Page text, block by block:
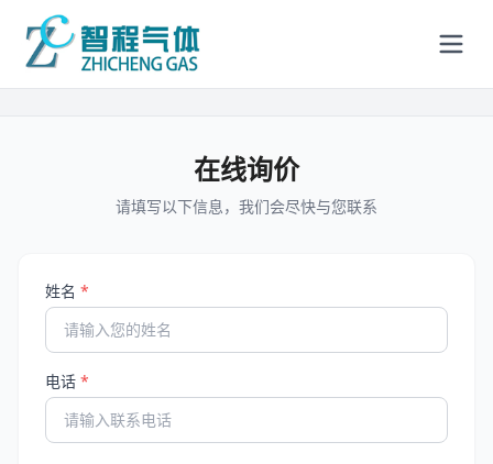
在线询价
请填写以下信息，我们会尽快与您联系
姓名 *
电话 *